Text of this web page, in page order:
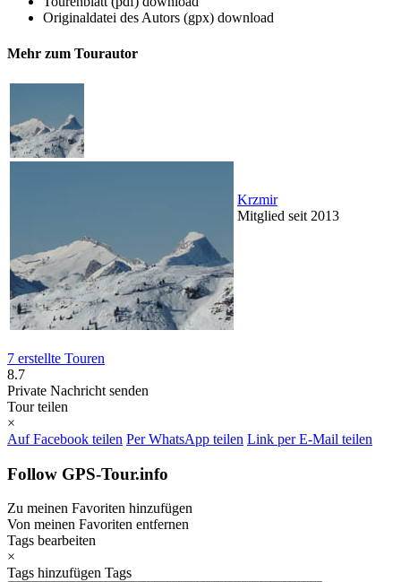
Originaldatei des Autors (gpx) download
Mehr zum Tourautor
Krzmir
Mitglied seit 2013
7 erstellte Touren
8.7
Private Nachricht senden
Tour teilen
×
Auf Facebook teilen Per WhatsApp teilen Link per E-Mail teilen
Follow GPS-Tour.info
Zu meinen Favoriten hinzufügen
Von meinen Favoriten entfernen
Tags bearbeiten
×
Tags hinzufügen Tags